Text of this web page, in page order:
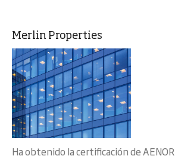
Merlin Properties
Ha obtenido la certificación de